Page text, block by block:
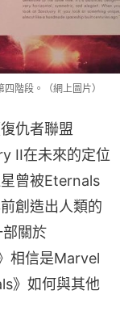
階段。（網上圖片）
仇者聯盟
II在未來的定位
曾被Eternals
創造出人類的
關於
相信是Marvel
》如何與其他